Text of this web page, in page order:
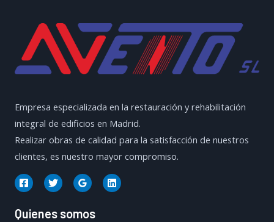
Empresa especializada en la restauración y rehabilitación
integral de edificios en Madrid.
Realizar obras de calidad para la satisfacción de nuestros
clientes, es nuestro mayor compromiso.
Quienes somos